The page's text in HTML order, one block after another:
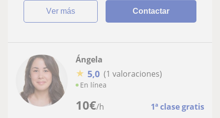
ver más Contactar
10€/h 1ª clase gratis
Ángela
★ 5,0 (1 valoraciones)
En línea